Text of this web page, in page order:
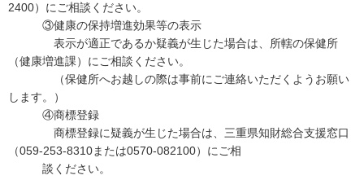
2400）にご相談ください。
③健康の保持増進効果等の表示
表示が適正であるか疑義が生じた場合は、所轄の保健所
（健康増進課）にご相談ください。
（保健所へお越しの際は事前にご連絡いただくようお願い
します。）
④商標登録
商標登録に疑義が生じた場合は、三重県知財総合支援窓口
（059-253-8310または0570-082100）にご相
談ください。